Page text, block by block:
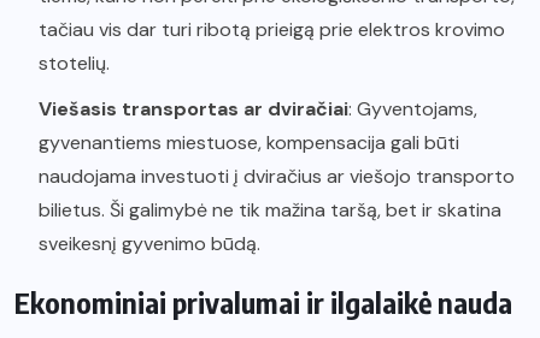
tačiau vis dar turi ribotą prieigą prie elektros krovimo
stotelių.
Viešasis transportas ar dviračiai: Gyventojams,
gyvenantiems miestuose, kompensacija gali būti
naudojama investuoti į dviračius ar viešojo transporto
bilietus. Ši galimybė ne tik mažina taršą, bet ir skatina
sveikesnį gyvenimo būdą.
Ekonominiai privalumai ir ilgalaikė nauda